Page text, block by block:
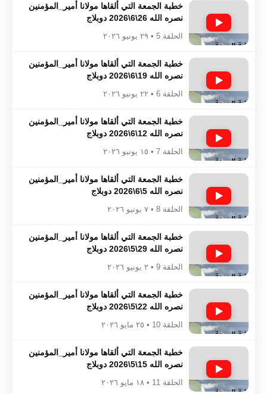
خطبة الجمعة التي ألقاها مولانا أمير_المؤمنين​​​​​​
نصره الله 26\6\2026 دوبلاج
الحلقة 5 • ٢٩ يونيو ٢٠٢٦
خطبة الجمعة التي ألقاها مولانا أمير_المؤمنين​​​​​​
نصره الله 19\6\2026 دوبلاج
الحلقة 6 • ٢٢ يونيو ٢٠٢٦
خطبة الجمعة التي ألقاها مولانا أمير_المؤمنين​​​​​​
نصره الله 12\6\2026 دوبلاج
الحلقة 7 • ١٥ يونيو ٢٠٢٦
خطبة الجمعة التي ألقاها مولانا أمير_المؤمنين​​​​​​
نصره الله 5\6\2026 دوبلاج
الحلقة 8 • ٧ يونيو ٢٠٢٦
خطبة الجمعة التي ألقاها مولانا أمير_المؤمنين​​​​​​
نصره الله 29\5\2026 دوبلاج
الحلقة 9 • ٢ يونيو ٢٠٢٦
خطبة الجمعة التي ألقاها مولانا أمير_المؤمنين​​​​​​
نصره الله 22\5\2026 دوبلاج
الحلقة 10 • ٢٥ مايو ٢٠٢٦
خطبة الجمعة التي ألقاها مولانا أمير_المؤمنين​​​​​​
نصره الله 15\5\2026 دوبلاج
الحلقة 11 • ١٨ مايو ٢٠٢٦